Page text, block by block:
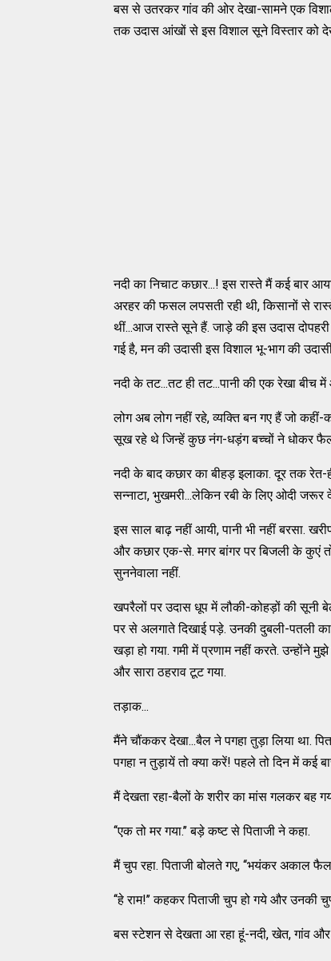
बस से उतरकर गांव की ओर देखा-सामने एक
तक उदास आंखों से इस विशाल सूने विस्तार को
नदी का निचाट कछार...! इस रास्ते मैं कई बार
अरहर की फसल लपसती रही थी, किसानों से
थीं...आज रास्ते सूने हैं. जाड़े की इस उदास
गई है, मन की उदासी इस विशाल भू-भाग की
नदी के तट...तट ही तट...पानी की एक रेखा बीच
लोग अब लोग नहीं रहे, व्यक्ति बन गए हैं जो
सूख रहे थे जिन्हें कुछ नंग-धड़ंग बच्चों ने धोकर
नदी के बाद कछार का बीहड़ इलाका. दूर तक रेत-
सन्नाटा, भुखमरी...लेकिन रबी के लिए ओदी
इस साल बाढ़ नहीं आयी, पानी भी नहीं बरसा.
और कछार एक-से. मगर बांगर पर बिजली के कुएं
सुननेवाला नहीं.
खपरैलों पर उदास धूप में लौकी-कोहड़ों की सूनी
पर से अलगाते दिखाई पड़े. उनकी दुबली-पतली
खड़ा हो गया. गमी में प्रणाम नहीं करते. उन्होंने
और सारा ठहराव टूट गया.
तड़ाक...
मैंने चौंककर देखा...बैल ने पगहा तुड़ा लिया था.
पगहा न तुड़ायें तो क्या करें! पहले तो दिन में कई
मैं देखता रहा-बैलों के शरीर का मांस गलकर बह
‘‘एक तो मर गया.’’ बड़े कष्ट से पिताजी ने कहा.
मैं चुप रहा. पिताजी बोलते गए, ‘‘भयंकर अकाल
‘‘हे राम!’’ कहकर पिताजी चुप हो गये और उनकी
बस स्टेशन से देखता आ रहा हूं-नदी, खेत, गांव और